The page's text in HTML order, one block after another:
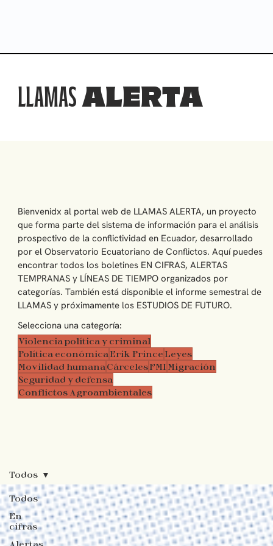
LLAMASALERTA
Bienvenidx al portal web de LLAMAS ALERTA, un proyecto
que forma parte del sistema de información para el análisis
prospectivo de la conflictividad en Ecuador, desarrollado
por el Observatorio Ecuatoriano de Conflictos. Aquí puedes
encontrar todos los boletines EN CIFRAS, ALERTAS
TEMPRANAS y LÍNEAS DE TIEMPO organizados por
categorías. También está disponible el informe semestral de
LLAMAS y próximamente los ESTUDIOS DE FUTURO.
Selecciona una categoría:
Violencia política y criminal
Política económica Erik Prince Leyes
Movilidad humana CárcelesFMI Migración
Seguridad y defensa
Conflictos Agroambientales
Todos
En
cifras
Alertas
Todos